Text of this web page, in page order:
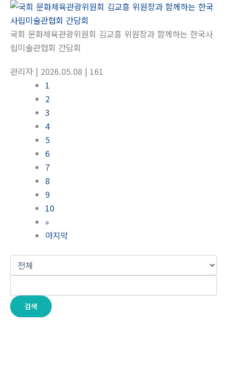
국회 문화체육관광위원회 김교흥 위원장과 함께하는 한국사
립미술관협회 간담회
관리자 | 2026.05.08 | 161
1
2
3
4
5
6
7
8
9
10
»
마지막
검색